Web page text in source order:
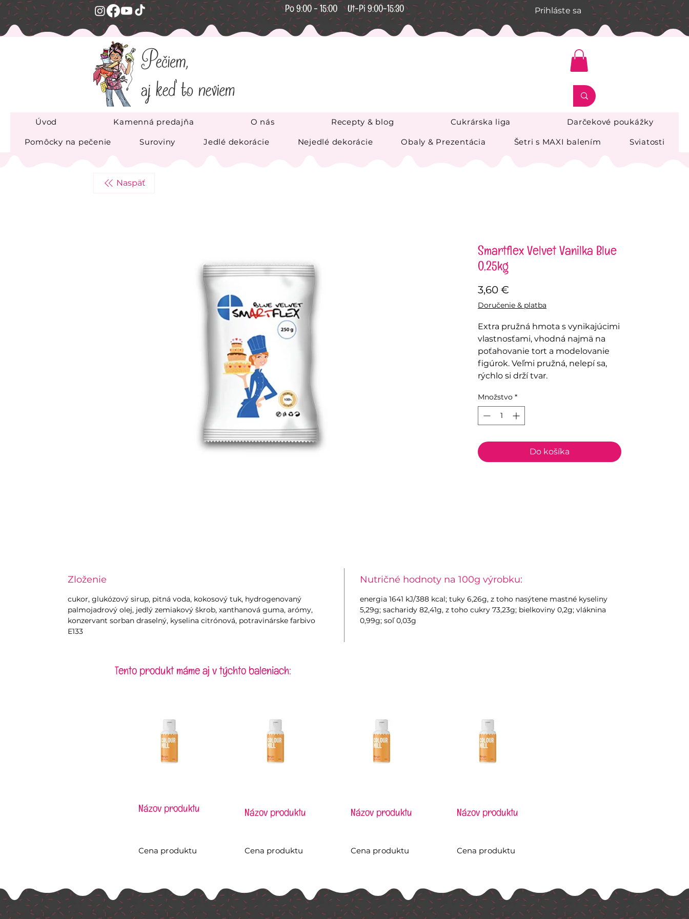
Po 9:00 - 15:00 Ut-Pi 9:00-15:30 Prihláste sa
Úvod Kamenná predajňa O nás Recepty & blog Cukrárska liga Darčekové poukážky
Pomôcky na pečenie Suroviny Jedlé dekorácie Nejedlé dekorácie Obaly & Prezentácia Šetri s MAXI balením Sviatosti
Naspäť
Smartflex Velvet Vanilka Blue
0,25kg
3,60 €
Doručenie & platba
Extra pružná hmota s vynikajúcimi
vlastnosťami, vhodná najmä na
poťahovanie tort a modelovanie
figúrok. Veľmi pružná, nelepí sa,
rýchlo si drží tvar.
Množstvo *
Do košíka
Zloženie
cukor, glukózový sirup, pitná voda, kokosový tuk, hydrogenovaný
palmojadrový olej, jedlý zemiakový škrob, xanthanová guma, arómy,
konzervant sorban draselný, kyselina citrónová, potravinárske farbivo
E133
Nutričné hodnoty na 100g výrobku:
energia 1641 kJ/388 kcal; tuky 6,26g, z toho nasýtene mastné kyseliny
5,29g; sacharidy 82,41g, z toho cukry 73,23g; bielkoviny 0,2g; vláknina
0,99g; soľ 0,03g
Tento produkt máme aj v týchto baleniach:
Názov produktu
Cena produktu
Názov produktu
Cena produktu
Názov produktu
Cena produktu
Názov produktu
Cena produktu